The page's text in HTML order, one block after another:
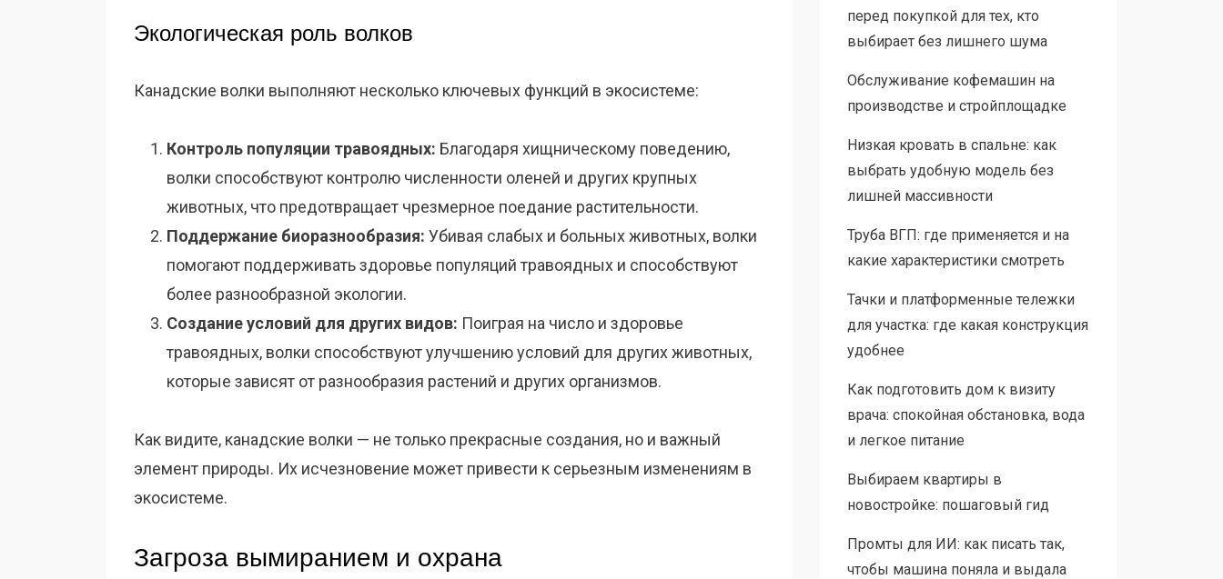
Экологическая роль волков
Канадские волки выполняют несколько ключевых функций в экосистеме:
Контроль популяции травоядных: Благодаря хищническому поведению,
волки способствуют контролю численности оленей и других крупных
животных, что предотвращает чрезмерное поедание растительности.
Поддержание биоразнообразия: Убивая слабых и больных животных, волки
помогают поддерживать здоровье популяций травоядных и способствуют
более разнообразной экологии.
Создание условий для других видов: Поиграя на число и здоровье
травоядных, волки способствуют улучшению условий для других животных,
которые зависят от разнообразия растений и других организмов.
Как видите, канадские волки — не только прекрасные создания, но и важный
элемент природы. Их исчезновение может привести к серьезным изменениям в
экосистеме.
Загроза вымиранием и охрана
перед покупкой для тех, кто
выбирает без лишнего шума
Обслуживание кофемашин на
производстве и стройплощадке
Низкая кровать в спальне: как
выбрать удобную модель без
лишней массивности
Труба ВГП: где применяется и на
какие характеристики смотреть
Тачки и платформенные тележки
для участка: где какая конструкция
удобнее
Как подготовить дом к визиту
врача: спокойная обстановка, вода
и легкое питание
Выбираем квартиры в
новостройке: пошаговый гид
Промты для ИИ: как писать так,
чтобы машина поняла и выдала